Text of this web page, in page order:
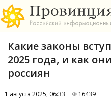
Какие законы
2025 года, и как
россиян
1 августа 2025, 06:33 16439